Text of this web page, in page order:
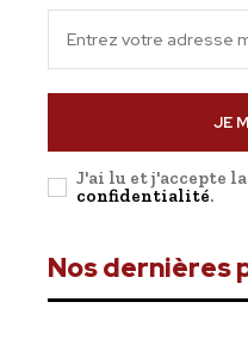
JE
J'ai lu et j'accepte la
confidentialité.
Nos dernières